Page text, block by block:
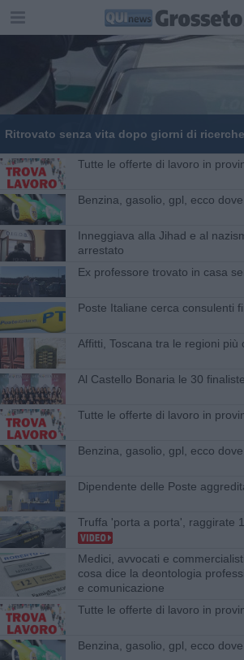
Ritrovato senza vita dopo giorni di ricerche
​Tutte le offerte di lavoro in
​Benzina, gasolio, gpl, ecco
Inneggiava alla Jihad e al
arrestato
Ex professore trovato in casa
Poste Italiane cerca consulenti
Affitti, Toscana tra le regioni più
Al Castello Bonaria le 30
​Tutte le offerte di lavoro in
​Benzina, gasolio, gpl, ecco
Dipendente delle Poste
Truffa 'porta a porta', raggirate
Medici, avvocati e
cosa dice la deontologia
e comunicazione
​Tutte le offerte di lavoro in
​Benzina, gasolio, gpl, ecco